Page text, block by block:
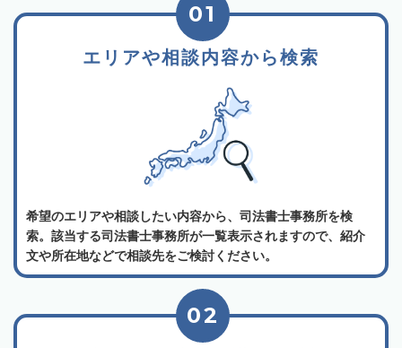
エリアや相談内容から検索
01
希望のエリアや相談したい内容から、司法書士事務所を検
索。該当する司法書士事務所が一覧表示されますので、紹介
文や所在地などで相談先をご検討ください。
02